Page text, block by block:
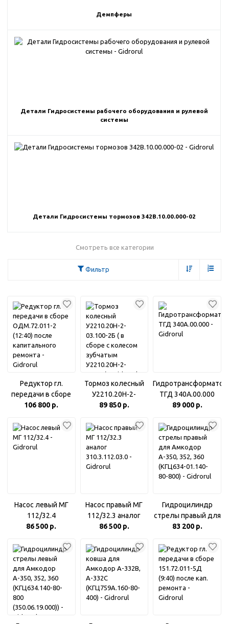
Демпферы
Детали Гидросистемы рабочего оборудования и рулевой
системы
Детали Гидросистемы тормозов 342В.10.00.000-02
Смотреть все категории
Фильтр
Редуктор гл.
передачи в сборе
ОДМ.72.011-2
капитального
ремонта
106 800 р.
Тормоз колесный
У2210.20Н-2-
03.100-2Б ( в сборе
зубчатым
У2210.20Н-2-03.107)
89 850 р.
Гидротрансформатор
ТГД 340А.00.000
89 000 р.
Насос левый МГ
112/32.4
86 500 р.
Насос правый МГ
112/32.3 аналог
310.3.112.03.0
86 500 р.
Гидроцилиндр
стрелы правый для
Амкодор А-350,
01.140-80-800)
83 200 р.